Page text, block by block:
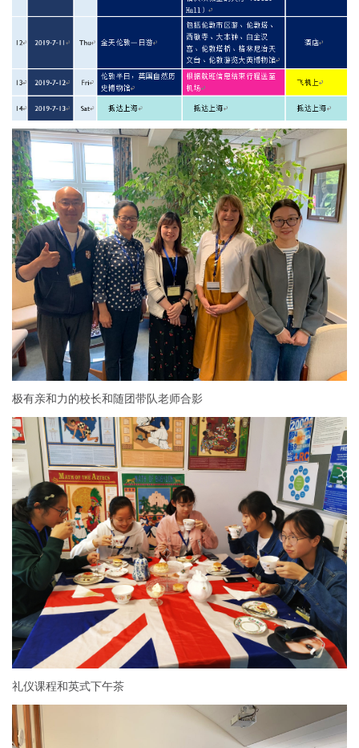
极有亲和力的校长和随团带队老师合影
礼仪课程和英式下午茶